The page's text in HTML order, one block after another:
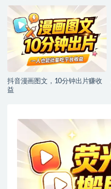
抖音漫画图文，10分钟出片赚收
益